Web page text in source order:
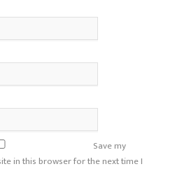
Save my
in this browser for the next time I